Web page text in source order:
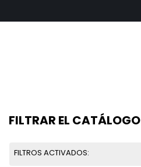
FILTRAR EL CATÁLOGO
FILTROS ACTIVADOS: